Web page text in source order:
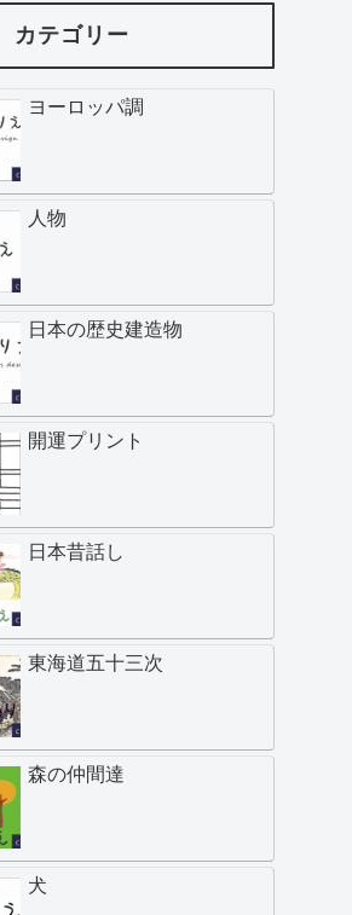
カテゴリー
ヨーロッパ調
人物
日本の歴史建造物
開運プリント
日本昔話し
東海道五十三次
森の仲間達
犬